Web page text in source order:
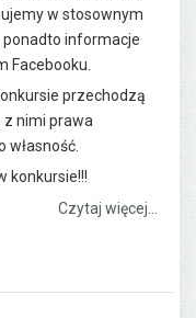
w stosownym
ponadto informacje
Facebooku.
przechodzą
z nimi prawa
własność.
konkursie!!!
Czytaj więcej...